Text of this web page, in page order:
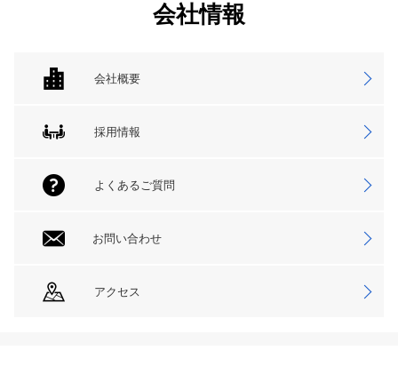
会社情報
会社概要
採用情報
よくあるご質問
お問い合わせ
アクセス